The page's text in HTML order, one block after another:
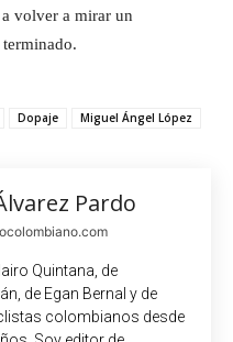
volver a mirar un
Dopaje
Miguel Ángel López
Pardo
Quintana, de
de Egan Bernal y de
colombianos desde